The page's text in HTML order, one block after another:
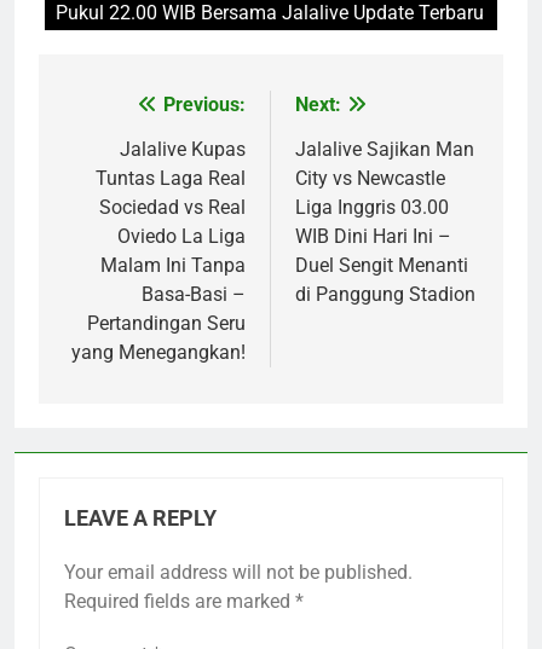
Pukul 22.00 WIB Bersama Jalalive Update Terbaru
navigation
Previous:
Jalalive Kupas
Tuntas Laga Real
Sociedad vs Real
Oviedo La Liga
Malam Ini Tanpa
Basa-Basi –
Pertandingan Seru
yang Menegangkan!
Next:
Jalalive Sajikan Man
City vs Newcastle
Liga Inggris 03.00
WIB Dini Hari Ini –
Duel Sengit Menanti
di Panggung Stadion
LEAVE A REPLY
Your email address will not be published.
Required fields are marked *